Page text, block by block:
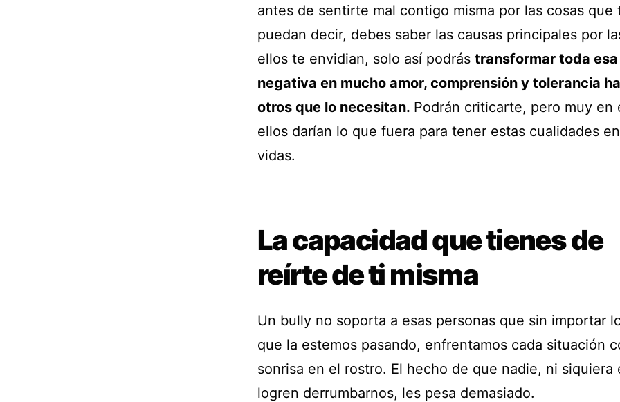
antes de sentirte mal contigo misma por las cosas que
puedan decir, debes saber las causas principales por
ellos te envidian, solo así podrás transformar toda
negativa en mucho amor, comprensión y tolerancia
otros que lo necesitan. Podrán criticarte, pero muy en
ellos darían lo que fuera para tener estas cualidades
vidas.
La capacidad que tienes de
reírte de ti misma
Un bully no soporta a esas personas que sin importar
que la estemos pasando, enfrentamos cada situación
sonrisa en el rostro. El hecho de que nadie, ni siquiera
logren derrumbarnos, les pesa demasiado.